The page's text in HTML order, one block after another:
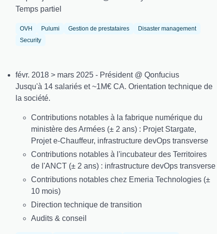
Temps partiel
OVH Pulumi Gestion de prestataires
Disaster management
Security
févr. 2018 > mars 2025 - Président @ Qonfucius
Jusqu'à 14 salariés et ~1M€ CA. Orientation technique de
la société.
Contributions notables à la fabrique numérique du
ministère des Armées (± 2 ans) : Projet Stargate,
Projet e-Chauffeur, infrastructure devOps transverse
Contributions notables à l'incubateur des Territoires
de l'ANCT (± 2 ans) : infrastructure devOps transverse
Contributions notables chez Emeria Technologies (±
10 mois)
Direction technique de transition
Audits & conseil